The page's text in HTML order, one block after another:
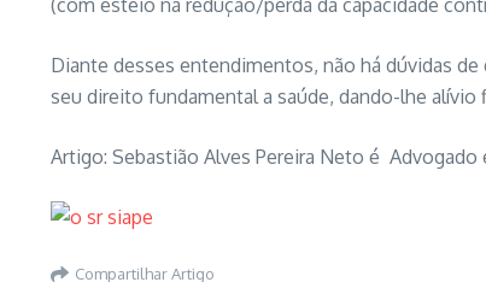
(com esteio na redução/perda da capacidade
Diante desses entendimentos, não há dúvidas
seu direito fundamental a saúde, dando-lhe
Artigo: Sebastião Alves Pereira Neto é
Compartilhar Artigo